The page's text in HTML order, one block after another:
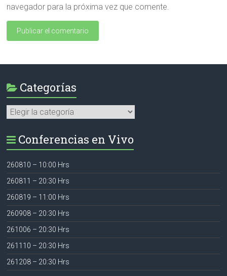
navegador para la próxima vez que comente.
Categorías
Categorías
Conferencias en Vivo
260810 – 10:00 Hrs
260811 – 20:30 Hrs
260819 – 11:00 Hrs
260908 – 20:30 Hrs
261006 – 20:30 Hrs
261110 – 20:30 Hrs
261208 – 20:30 Hrs